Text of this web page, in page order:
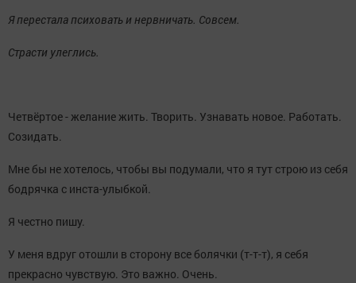
Я перестала психовать и нервничать. Совсем.
Страсти улеглись.
Четвёртое - желание жить. Творить. Узнавать новое. Работать.
Созидать.
Мне бы не хотелось, чтобы вы подумали, что я тут строю из себя
бодрячка с инста-улыбкой.
Я честно пишу.
У меня вдруг отошли в сторону все болячки (т-т-т), я себя
прекрасно чувствую. Это важно. Очень.